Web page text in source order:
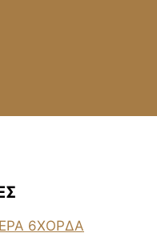
6ΧΟΡΔΑ